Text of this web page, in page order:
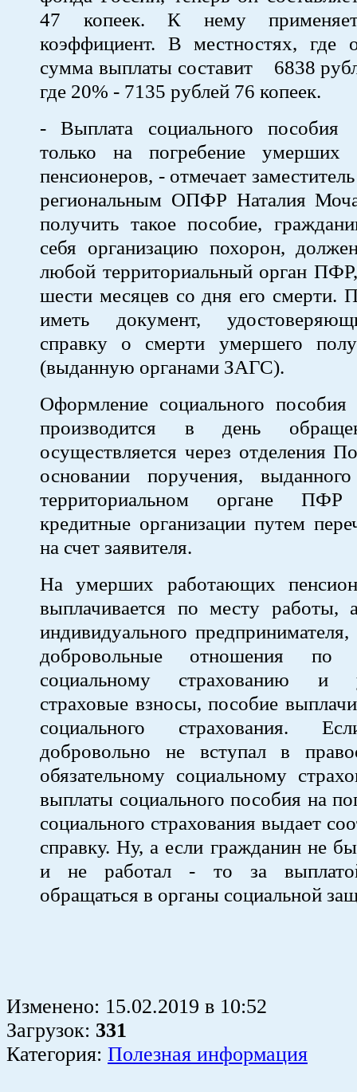
47 копеек. К нему
коэффициент. В местностях, где
сумма выплаты составит 6838
где 20% - 7135 рублей 76 копеек.
- Выплата социального пособия
только на погребение умерших
пенсионеров, - отмечает
региональным ОПФР Наталия
получить такое пособие,
себя организацию похорон,
любой территориальный орган
шести месяцев со дня его смерти.
иметь документ,
справку о смерти умершего
(выданную органами ЗАГС).
Оформление социального пособия
производится в день
осуществляется через отделения
основании поручения,
территориальном органе
кредитные организации путем
на счет заявителя.
На умерших работающих
выплачивается по месту работы,
индивидуального
добровольные отношения по
социальному страхованию и
страховые взносы, пособие
социального страхования.
добровольно не вступал в
обязательному социальному
выплаты социального пособия на
социального страхования выдает
справку. Ну, а если гражданин не
и не работал - то за
обращаться в органы социальной
Изменено: 15.02.2019 в 10:52
Загрузок: 331
Категория: Полезная информация